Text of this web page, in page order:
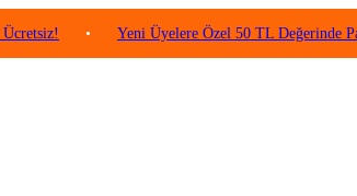
• Yeni Üyelere Özel 50 TL Değerinde Para Puan!